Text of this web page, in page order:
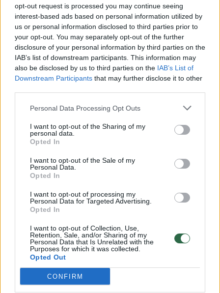
opt-out request is processed you may continue seeing
interest-based ads based on personal information utilized by
us or personal information disclosed to third parties prior to
your opt-out. You may separately opt-out of the further
disclosure of your personal information by third parties on the
IAB’s list of downstream participants. This information may
also be disclosed by us to third parties on the IAB’s List of
Downstream Participants that may further disclose it to other
Personal Data Processing Opt Outs
I want to opt-out of the Sharing of my
personal data.
Opted In
I want to opt-out of the Sale of my
Personal Data.
Opted In
I want to opt-out of processing my
Personal Data for Targeted Advertising.
Opted In
I want to opt-out of Collection, Use,
Retention, Sale, and/or Sharing of my
Personal Data that Is Unrelated with the
Purposes for which it was collected.
Opted Out
CONFIRM
nelaimėje pažinsi – pamatėme, kas yra kas.
Įsivaizduokite, turime tiekėją, iš kurio per kelis
metus mes nuperkame prekių už 200 tūkst.
eurų. Jam esame skolingi tūkstantį eurų ir
prašome atleisti nuo pusės sumos. Tų, kurie
dienas ir auklėjo, buvo daugiau“, – sakė
šeimos restorano įkūrėjas.
Laviruoja keisdamas darbo laiką
Kalbėdamas apie išlaidas, kurias maitinimo
įstaigoms tenka padengti šiomis dienomis,
E.Trumpa sako atvirai – didžiausią dalį išlaidų
sudaro būtent darbo užmokestis. Tuo metu
darbo našumas, kaip pastebi verslininkas, yra
pakankamai mažas.